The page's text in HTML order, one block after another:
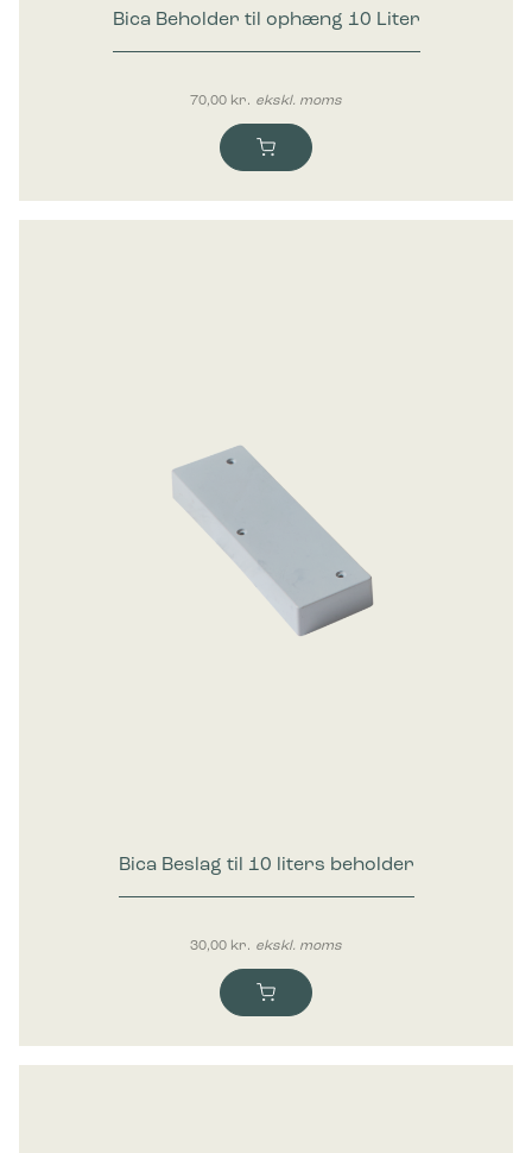
Bica Beholder til ophæng 10 Liter
70,00kr. ekskl. moms
Bica Beslag til 10 liters beholder
30,00kr. ekskl. moms